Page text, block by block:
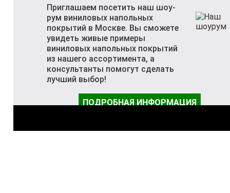
Приглашаем посетить наш шоу-
рум виниловых напольных
покрытий в Москве. Вы сможете
увидеть живые примеры
виниловых напольных покрытий
из нашего ассортимента, а
консультанты помогут сделать
лучший выбор!
ПОДРОБНАЯ ИНФОРМАЦИЯ